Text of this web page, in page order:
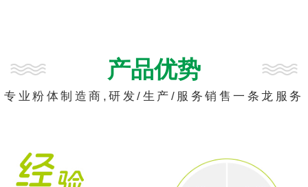
产品优势
专业粉体制造商,研发/生产/服务销售一条龙服务